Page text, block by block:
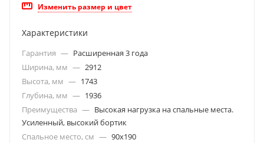
Изменить размер и цвет
Характеристики
Гарантия — Расширенная 3 года
Ширина, мм — 2912
Высота, мм — 1743
Глубина, мм — 1936
Преимущества — Высокая нагрузка на спальные места.
Усиленный, высокий бортик
Спальное место, см — 90х190